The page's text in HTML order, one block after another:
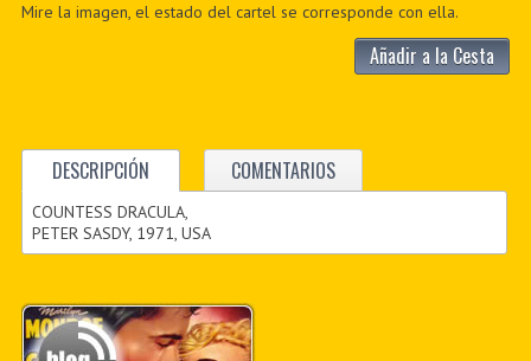
Mire la imagen, el estado del cartel se corresponde con ella.
Añadir a la Cesta
DESCRIPCIÓN COMENTARIOS
COUNTESS DRACULA,
PETER SASDY, 1971, USA